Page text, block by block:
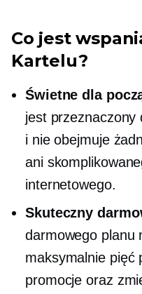
Co jest
Kartelu?
Świetne dla
jest przeznaczony
i nie obejmuje
ani
internetowego.
Skuteczny
darmowego planu
maksymalnie pięć
promocje oraz